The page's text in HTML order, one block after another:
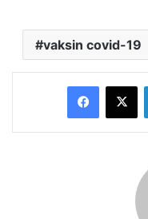
vaksin covid-19
Facebook
X